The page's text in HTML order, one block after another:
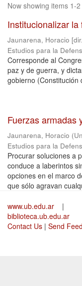
Now showing items 1-
Institucionalizar
Jaunarena, Horacio
Estudios para la
Corresponde al
paz y de guerra, y
gobierno (Constitución
Fuerzas armadas
Jaunarena, Horacio (
Estudios para la
Procurar soluciones a
conduce a laberintos
opciones en el marco
que sólo agravan
www.ub.edu.ar
|
biblioteca.ub.edu.ar
Contact Us | Send